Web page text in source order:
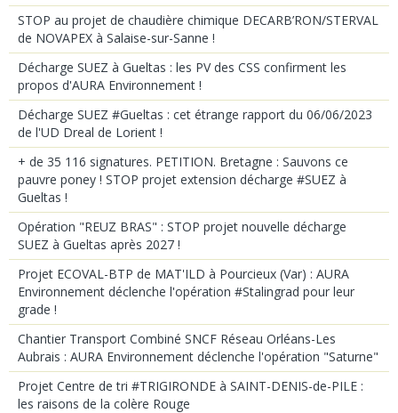
STOP au projet de chaudière chimique DECARB’RON/STERVAL
de NOVAPEX à Salaise-sur-Sanne !
Décharge SUEZ à Gueltas : les PV des CSS confirment les
propos d'AURA Environnement !
Décharge SUEZ #Gueltas : cet étrange rapport du 06/06/2023
de l'UD Dreal de Lorient !
+ de 35 116 signatures. PETITION. Bretagne : Sauvons ce
pauvre poney ! STOP projet extension décharge #SUEZ à
Gueltas !
Opération "REUZ BRAS" : STOP projet nouvelle décharge
SUEZ à Gueltas après 2027 !
Projet ECOVAL-BTP de MAT'ILD à Pourcieux (Var) : AURA
Environnement déclenche l'opération #Stalingrad pour leur
grade !
Chantier Transport Combiné SNCF Réseau Orléans-Les
Aubrais : AURA Environnement déclenche l'opération "Saturne"
Projet Centre de tri #TRIGIRONDE à SAINT-DENIS-de-PILE :
les raisons de la colère Rouge